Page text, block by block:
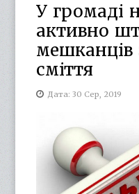
У громаді
активно
мешканців
сміття
Дата: 30 Сер, 2019